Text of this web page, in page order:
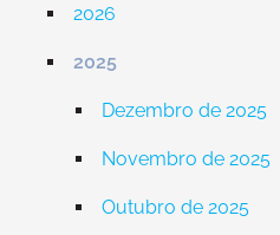
2026
2025
Dezembro de 2025
Novembro de 2025
Outubro de 2025